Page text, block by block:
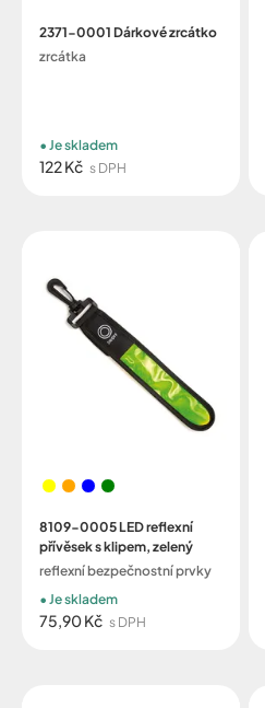
2371-0001 Dárkové zrcátko
zrcátka
122 Kč s DPH
Je skladem
8109-0005 LED reflexní
přívěsek s klipem, zelený
reflexní bezpečnostní prvky
75,90 Kč s DPH
Je skladem